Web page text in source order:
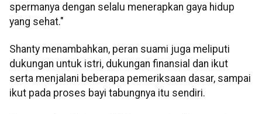
spermanya dengan selalu menerapkan gaya hidup
yang sehat."
Shanty menambahkan, peran suami juga meliputi
dukungan untuk istri, dukungan finansial dan ikut
serta menjalani beberapa pemeriksaan dasar, sampai
ikut pada proses bayi tabungnya itu sendiri.